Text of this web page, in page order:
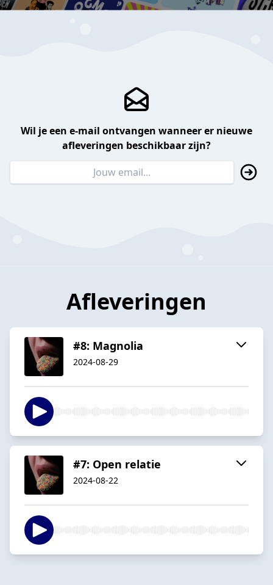
Wil je een e-mail ontvangen wanneer er nieuwe
afleveringen beschikbaar zijn?
Afleveringen
#8: Magnolia
2024-08-29
#7: Open relatie
2024-08-22